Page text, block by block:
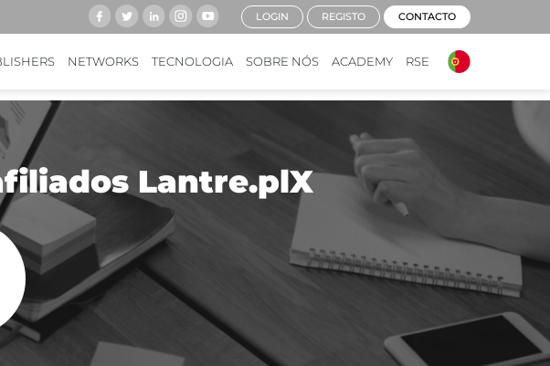
NETWORKS TECNOLOGIA SOBRE NÓS ACADEMY RSE
LOGIN REGISTO CONTACTO
Lantre.plX